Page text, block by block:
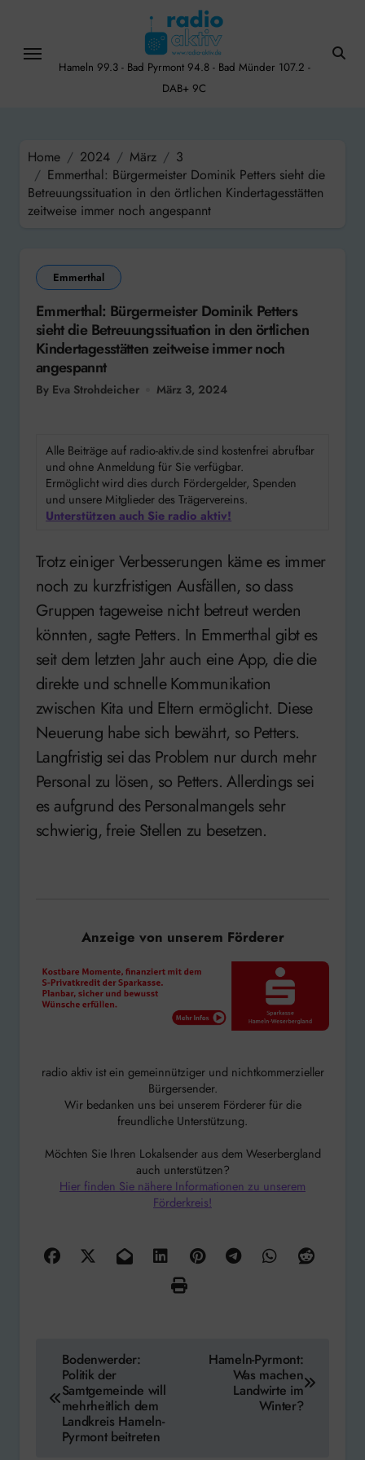
content
Hameln 99.3 - Bad Pyrmont 94.8 - Bad Münder 107.2 -
DAB+ 9C
Home 2024 März
3
Emmerthal: Bürgermeister Dominik Petters sieht die
Betreuungssituation in den örtlichen Kindertagesstätten
zeitweise immer noch angespannt
Emmerthal
Emmerthal: Bürgermeister Dominik Petters
sieht die Betreuungssituation in den örtlichen
Kindertagesstätten zeitweise immer noch
angespannt
By Eva Strohdeicher März 3, 2024
Alle Beiträge auf radio-aktiv.de sind kostenfrei abrufbar
und ohne Anmeldung für Sie verfügbar.
Ermöglicht wird dies durch Fördergelder, Spenden
und unsere Mitglieder des Trägervereins.
Unterstützen auch Sie radio aktiv!
Trotz einiger Verbesserungen käme es immer
noch zu kurzfristigen Ausfällen, so dass
Gruppen tageweise nicht betreut werden
könnten, sagte Petters. In Emmerthal gibt es
seit dem letzten Jahr auch eine App, die die
direkte und schnelle Kommunikation
zwischen Kita und Eltern ermöglicht. Diese
Neuerung habe sich bewährt, so Petters.
Langfristig sei das Problem nur durch mehr
Personal zu lösen, so Petters. Allerdings sei
es aufgrund des Personalmangels sehr
schwierig, freie Stellen zu besetzen.
Anzeige von unserem Förderer
radio aktiv ist ein gemeinnütziger und nichtkommerzieller
Bürgersender.
Wir bedanken uns bei unserem Förderer für die
freundliche Unterstützung.
Möchten Sie Ihren Lokalsender aus dem Weserbergland
auch unterstützen?
Hier finden Sie nähere Informationen zu unserem
Förderkreis!
Beitragsnavigation
Bodenwerder:
Politik der
Samtgemeinde will
mehrheitlich dem
Landkreis Hameln-
Pyrmont beitreten
Hameln-Pyrmont:
Was machen
Landwirte im
Winter?